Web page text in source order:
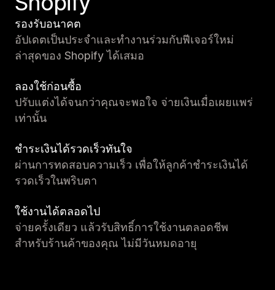
รองรับอนาคต
อัปเดตเป็นประจำและทำงานร่วมกับฟีเจอร์ใหม่
ล่าสุดของ Shopify ได้เสมอ
ลองใช้ก่อนซื้อ
ปรับแต่งได้จนกว่าคุณจะพอใจ จ่ายเงินเมื่อเผยแพร่
เท่านั้น
ชำระเงินได้รวดเร็วทันใจ
ผ่านการทดสอบความเร็ว เพื่อให้ลูกค้าชำระเงินได้
รวดเร็วในพริบตา
ใช้งานได้ตลอดไป
จ่ายครั้งเดียว แล้วรับสิทธิ์การใช้งานตลอดชีพ
สำหรับร้านค้าของคุณ ไม่มีวันหมดอายุ